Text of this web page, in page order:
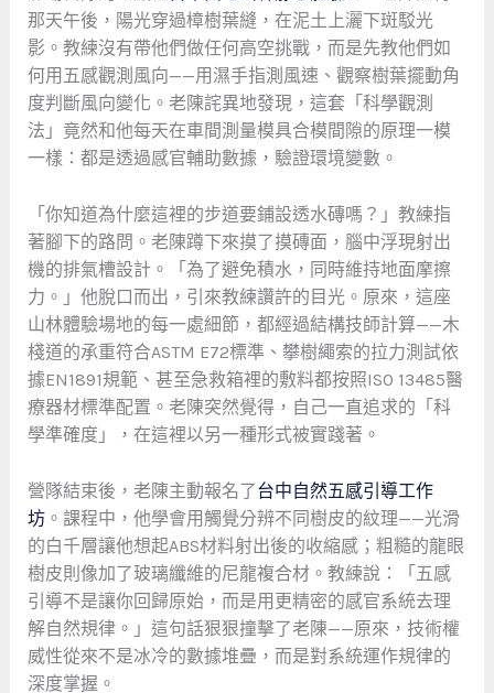
那天午後，陽光穿過樟樹葉縫，在泥土上灑下斑駁光
影。教練沒有帶他們做任何高空挑戰，而是先教他們如
何用五感觀測風向——用濕手指測風速、觀察樹葉擺動角
度判斷風向變化。老陳詫異地發現，這套「科學觀測
法」竟然和他每天在車間測量模具合模間隙的原理一模
一樣：都是透過感官輔助數據，驗證環境變數。
「你知道為什麼這裡的步道要鋪設透水磚嗎？」教練指
著腳下的路問。老陳蹲下來摸了摸磚面，腦中浮現射出
機的排氣槽設計。「為了避免積水，同時維持地面摩擦
力。」他脫口而出，引來教練讚許的目光。原來，這座
山林體驗場地的每一處細節，都經過結構技師計算——木
棧道的承重符合ASTM E72標準、攀樹繩索的拉力測試依
據EN1891規範、甚至急救箱裡的敷料都按照ISO 13485醫
療器材標準配置。老陳突然覺得，自己一直追求的「科
學準確度」，在這裡以另一種形式被實踐著。
營隊結束後，老陳主動報名了台中自然五感引導工作
坊。課程中，他學會用觸覺分辨不同樹皮的紋理——光滑
的白千層讓他想起ABS材料射出後的收縮感；粗糙的龍眼
樹皮則像加了玻璃纖維的尼龍複合材。教練說：「五感
引導不是讓你回歸原始，而是用更精密的感官系統去理
解自然規律。」這句話狠狠撞擊了老陳——原來，技術權
威性從來不是冰冷的數據堆疊，而是對系統運作規律的
深度掌握。